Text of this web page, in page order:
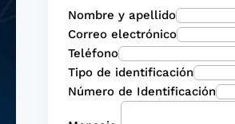
Nombre y apellido
Correo electrónico
Teléfono
Tipo de identificación
Número de Identificación